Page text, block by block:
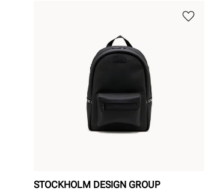
STOCKHOLM DESIGN GROUP